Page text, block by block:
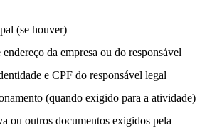
(se houver)
da empresa ou do responsável
e CPF do responsável legal
(quando exigido para a atividade)
ou outros documentos exigidos pela